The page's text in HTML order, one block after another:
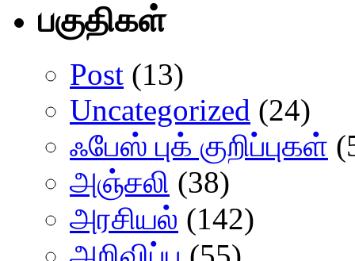
பகுதிகள்
Post (13)
Uncategorized (24)
ஃபேஸ் புக் குறிப்புகள்
அஞ்சலி (38)
அரசியல் (142)